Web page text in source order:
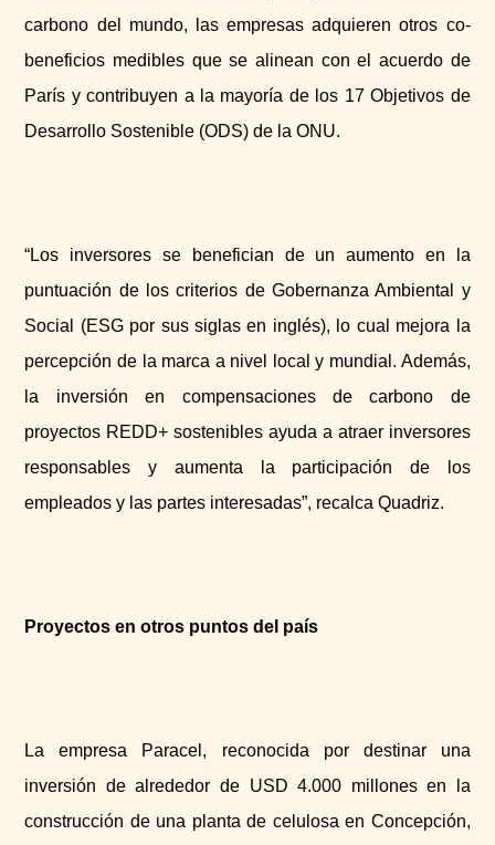
carbono del mundo, las empresas adquieren otros co-
beneficios medibles que se alinean con el acuerdo de
París y contribuyen a la mayoría de los 17 Objetivos de
Desarrollo Sostenible (ODS) de la ONU.
“Los inversores se benefician de un aumento en la
puntuación de los criterios de Gobernanza Ambiental y
Social (ESG por sus siglas en inglés), lo cual mejora la
percepción de la marca a nivel local y mundial. Además,
la inversión en compensaciones de carbono de
proyectos REDD+ sostenibles ayuda a atraer inversores
responsables y aumenta la participación de los
empleados y las partes interesadas”, recalca Quadriz.
Proyectos en otros puntos del país
La empresa Paracel, reconocida por destinar una
inversión de alrededor de USD 4.000 millones en la
construcción de una planta de celulosa en Concepción,